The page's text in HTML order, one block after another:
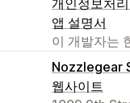
앱 설명서
이 개발자는
Nozzlegear
웹사이트